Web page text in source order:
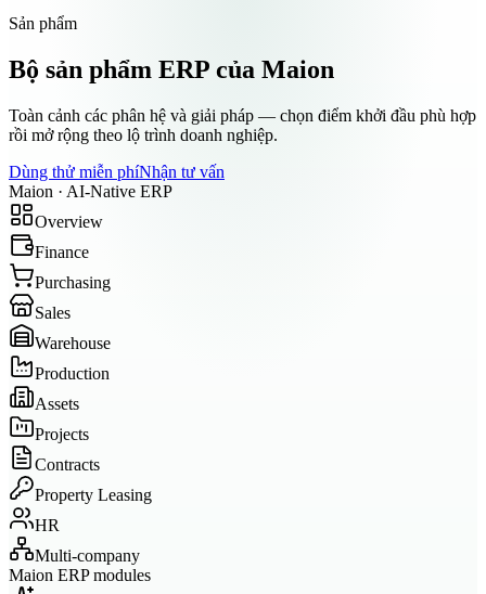
Sản phẩm
Bộ sản phẩm ERP của Maion
Toàn cảnh các phân hệ và giải pháp — chọn điểm khởi đầu phù hợp
rồi mở rộng theo lộ trình doanh nghiệp.
Dùng thử miễn phíNhận tư vấn
Maion · AI-Native ERP
Overview
Finance
Purchasing
Sales
Warehouse
Production
Assets
Projects
Contracts
Property Leasing
HR
Multi-company
Maion ERP modules